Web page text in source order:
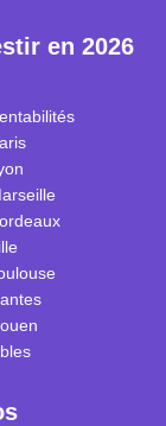
secondes
sécuriser
en 2026